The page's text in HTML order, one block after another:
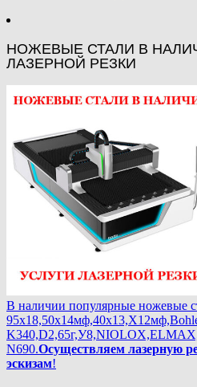
НОЖЕВЫЕ СТАЛИ В
ЛАЗЕРНОЙ РЕЗКИ
В наличии популярные ножевые
N690.Осуществляем лазерную
эскизам!